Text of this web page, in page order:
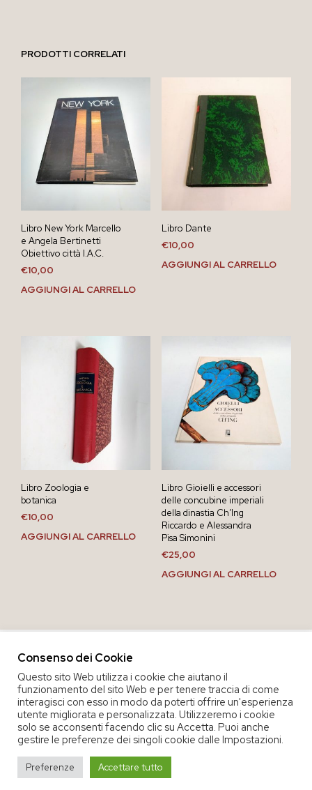
PRODOTTI CORRELATI
Libro New York Marcello
e Angela Bertinetti
Obiettivo città I.A.C.
€10,00
AGGIUNGI AL CARRELLO
Libro Dante
€10,00
AGGIUNGI AL CARRELLO
Libro Zoologia e
botanica
€10,00
AGGIUNGI AL CARRELLO
Libro Gioielli e accessori
delle concubine imperiali
della dinastia Ch’Ing
Riccardo e Alessandra
Pisa Simonini
€25,00
AGGIUNGI AL CARRELLO
COPYRIGHT 2020 COOP. SOC. OFFICINA 68 |
TERMINI E CONDIZIONI DEL SERVIZIO|
Consenso dei Cookie
Questo sito Web utilizza i cookie che aiutano il
funzionamento del sito Web e per tenere traccia di come
interagisci con esso in modo da poterti offrire un'esperienza
utente migliorata e personalizzata. Utilizzeremo i cookie
solo se acconsenti facendo clic su Accetta. Puoi anche
gestire le preferenze dei singoli cookie dalle Impostazioni.
Preferenze Accettare tutto